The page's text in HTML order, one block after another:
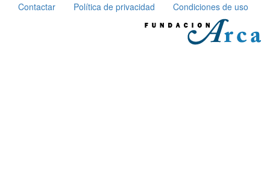
Pie
Contactar Política de privacidad Condiciones de uso